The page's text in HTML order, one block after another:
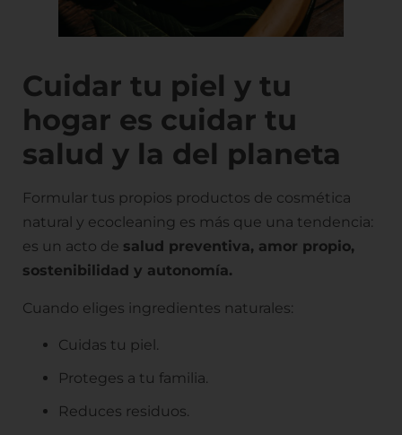
Cuidar tu piel y tu
hogar es cuidar tu
salud y la del planeta
Formular tus propios productos de cosmética
natural y ecocleaning es más que una tendencia:
es un acto de salud preventiva, amor propio,
sostenibilidad y autonomía.
Cuando eliges ingredientes naturales:
Cuidas tu piel.
Proteges a tu familia.
Reduces residuos.